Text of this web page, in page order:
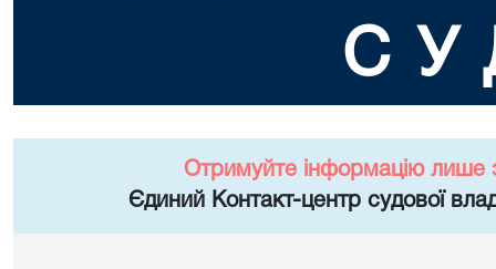
Отримуйте інформацію лише
Єдиний Контакт-центр судової